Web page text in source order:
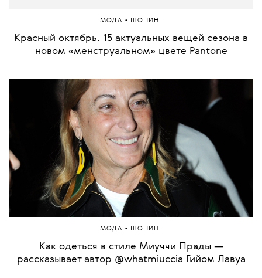
МОДА • ШОПИНГ
Красный октябрь. 15 актуальных вещей сезона в
новом «менструальном» цвете Pantone
МОДА • ШОПИНГ
Как одеться в стиле Миуччи Прады —
рассказывает автор @whatmiuccia Гийом Лавуа